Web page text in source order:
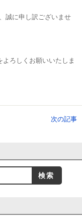
誠に申し訳ございませ
ろしくお願いいたしま
次の記事